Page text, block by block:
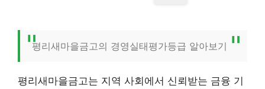
평리새마을금고의 경영실태평가등급 알아보기
평리새마을금고는 지역 사회에서 신뢰받는 금융 기